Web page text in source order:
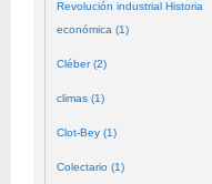
Revolución industrial Historia
económica (1)
Cléber (2)
climas (1)
Clot-Bey (1)
Colectario (1)